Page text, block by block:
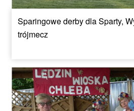
Sparingowe derby dla Sparty,
trójmecz